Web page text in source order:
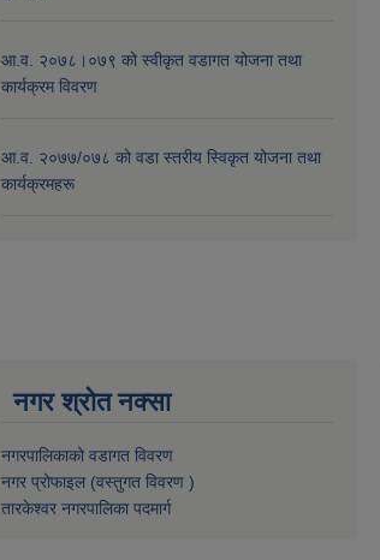
आ.व. २०७८।०७९ को स्वीकृत वडागत योजना तथा
कार्यक्रम विवरण
आ.व. २०७७/०७८ को वडा स्तरीय स्विकृत योजना तथा
कार्यक्रमहरू
नगर श्रोत नक्सा
नगरपालिकाको वडागत विवरण
नगर प्रोफाइल (वस्तुगत विवरण )
तारकेश्वर नगरपालिका पदमार्ग